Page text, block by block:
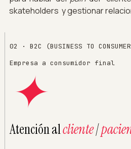
skateholders y gestionar
02 · B2C (BUSINESS TO
Empresa a consumidor final
✦
Atención alcliente/